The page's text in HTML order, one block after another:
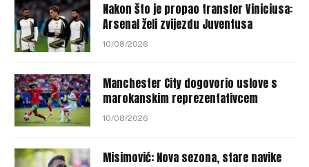
Nakon što je propao transfer Viniciusa:
Arsenal želi zvijezdu Juventusa
10/08/2026
Manchester City dogovorio uslove s
marokanskim reprezentativcem
10/08/2026
Misimović: Nova sezona, stare navike